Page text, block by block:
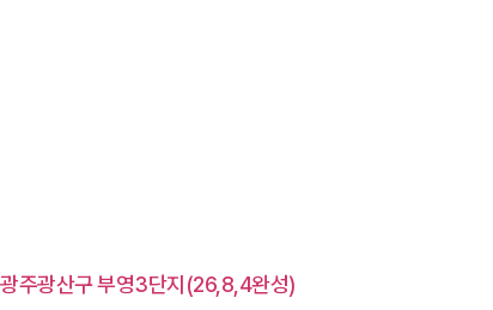
광주광산구 부영3단지(26,8,4완성)